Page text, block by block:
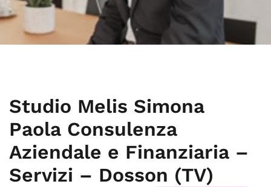
Studio Melis Simona
Paola Consulenza
Aziendale e Finanziaria –
Servizi – Dosson (TV)